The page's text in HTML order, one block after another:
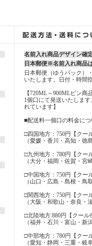
名前入れ商品デザイン確
日本郵便※名前入れ商品
日本郵便（ゆうパック）
いたします。日付・時間
【720ML～900MLビン商
1個口にて発送いたしま
れています】
■配送料一個口の料金につ
□四国地方：750円【クー
（愛媛・香川・高知・徳島
□九州地方：780円【クー
（大分・福岡・佐賀・宮
□中国地方：750円【クー
（山口・広島・島根・鳥
□関西地方：750円【クー
（大阪・和歌山・奈良・
□北陸地方:880円【クール
（福井・石川・富山・新潟
□中部地方：780円【クー
（愛知・静岡・三重・岐阜